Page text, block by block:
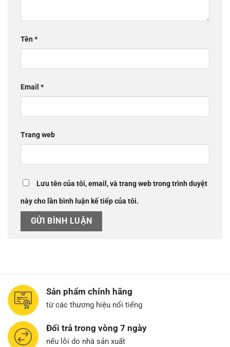
Tên*
Email *
Trang web
Lưu tên của tôi, email, và trang web trong trình duyệt
này cho lần bình luận kế tiếp của tôi.
Sản phẩm chính hãng
từ các thương hiệu nổi tiếng
Đổi trả trong vòng 7 ngày
nếu lỗi do nhà sản xuất